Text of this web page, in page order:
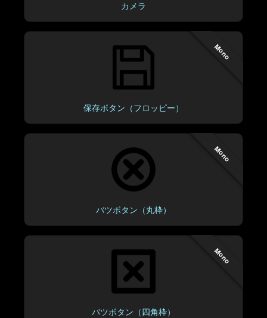
カメラ
Mono
保存ボタン（フロッピー）
Mono
バツボタン（丸枠）
Mono
バツボタン（四角枠）